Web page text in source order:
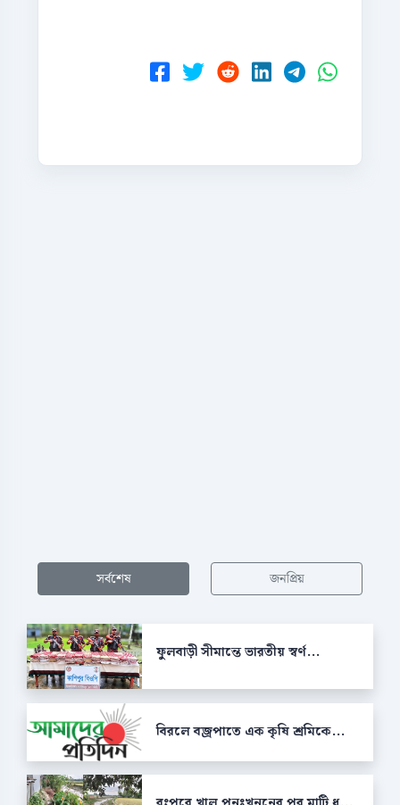
সর্বশেষ জনপ্রিয়
ফুলবাড়ী সীমান্তে ভারতীয় স্বর্ণ...
বিরলে বজ্রপাতে এক কৃষি শ্রমিকে...